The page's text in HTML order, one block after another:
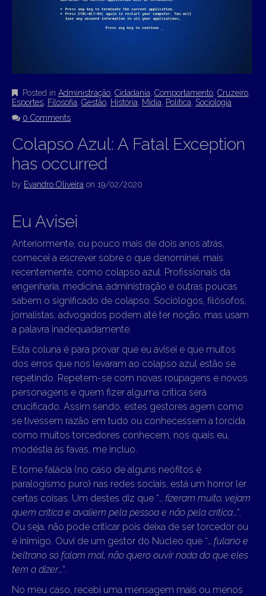
Posted in Administração Cidadania Comportamento Cruzeiro
Esportes Filosofia Gestão História Mídia Política Sociologia
0 Comments
Colapso Azul: A Fatal Exception
has occurred
by Evandro Oliveira on 19/02/2020
Eu Avisei
Anteriormente, ou pouco mais de dois anos atrás,
comecei a escrever sobre o que denominei, mais
recentemente, como colapso azul. Profissionais da
engenharia, medicina, administração e outras poucas
sabem o significado de colapso. Sociólogos, filósofos,
jornalistas, advogados podem até ter noção, mas usam
a palavra inadequadamente.
Esta coluna é para provar que eu avisei e que muitos
dos erros que nos levaram ao colapso azul estão se
repetindo. Repetem-se com novas roupagens e novos
personagens e quem fizer alguma crítica será
crucificado. Assim sendo, estes gestores agem como
se tivessem razão em tudo ou conhecessem a torcida
como muitos torcedores conhecem, nos quais eu,
modéstia às favas, me incluo.
E tome falácia (no caso de alguns neófitos é
paralogismo puro) nas redes sociais, está um horror ler
certas coisas. Um destes diz que “… fizeram muito, vejam
quem critica e avaliem pela pessoa e não pela crítica …”.
Ou seja, não pode criticar pois deixa de ser torcedor ou
é inimigo. Ouvi de um gestor do Núcleo que “… fulano e
beltrano só falam mal, não quero ouvir nada do que eles
tem a dizer…”.
No meu caso, recebi uma mensagem mais ou menos